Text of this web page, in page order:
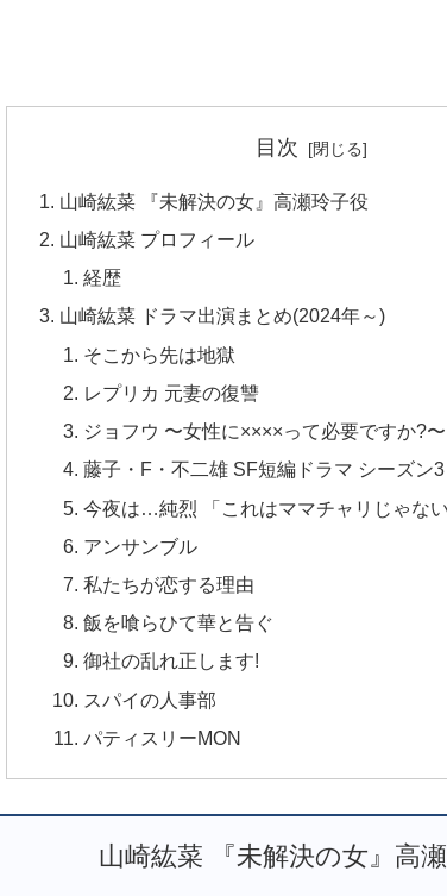
目次
山崎紘菜 『未解決の女』高瀬玲子役
山崎紘菜 プロフィール
経歴
山崎紘菜 ドラマ出演まとめ(2024年～)
そこから先は地獄
レプリカ 元妻の復讐
ジョフウ 〜女性に××××って必要ですか?〜
藤子・F・不二雄 SF短編ドラマ シーズン3
今夜は…純烈 「これはママチャリじゃない
アンサンブル
私たちが恋する理由
飯を喰らひて華と告ぐ
御社の乱れ正します!
スパイの人事部
パティスリーMON
山崎紘菜 『未解決の女』高